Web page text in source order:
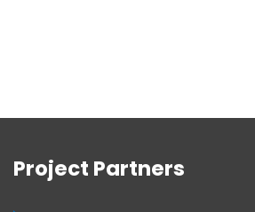
Project Partners